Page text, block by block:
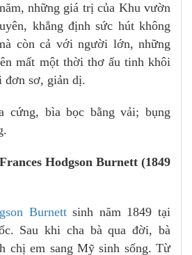
những giá trị của Khu vườn
khẳng định sức hút không
còn cả với người lớn, những
mất một thời thơ ấu tinh khôi
đơn sơ, giản dị.
cứng, bìa bọc bằng vải; bụng
Hodgson Burnett (1849
Burnettsinh năm 1849 tại
Sau khi cha bà qua đời, bà
chị em sang Mỹ sinh sống. Từ